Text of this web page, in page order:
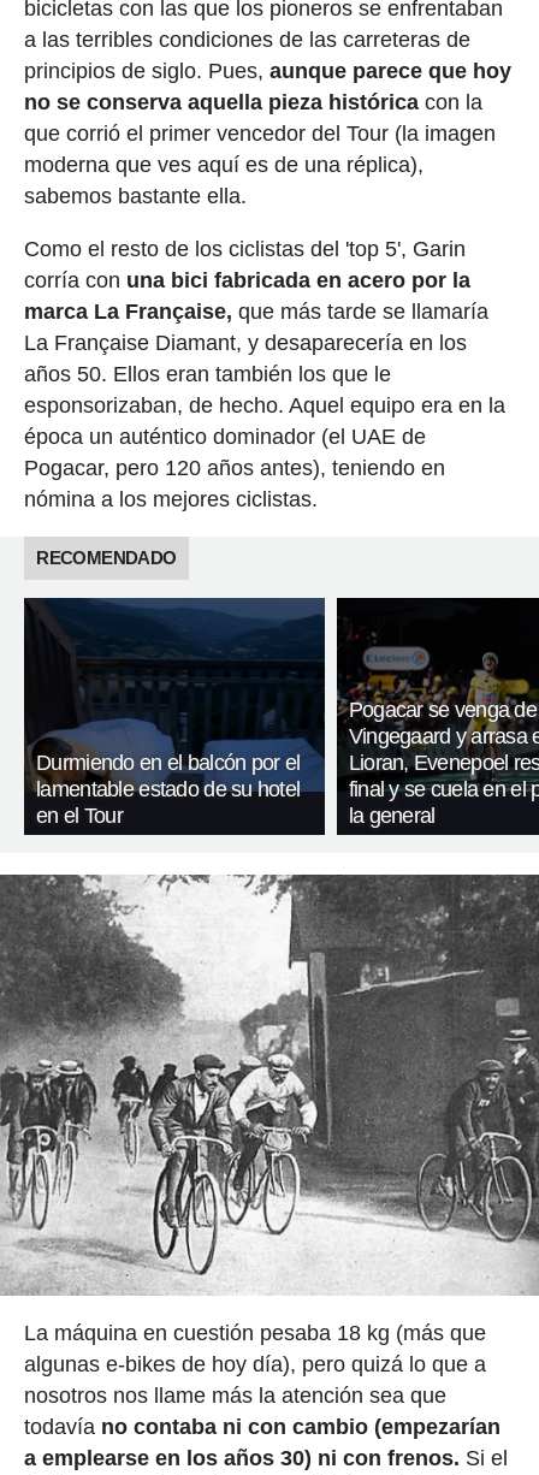
bicicletas con las que los pioneros se enfrentaban
a las terribles condiciones de las carreteras de
principios de siglo. Pues, aunque parece que hoy
no se conserva aquella pieza históricacon la
que corrió el primer vencedor del Tour (la imagen
moderna que ves aquí es de una réplica),
sabemos bastante ella.
Como el resto de los ciclistas del 'top 5', Garin
corría con una bici fabricada en acero por la
marca La Française, que más tarde se llamaría
La Française Diamant, y desaparecería en los
años 50. Ellos eran también los que le
esponsorizaban, de hecho. Aquel equipo era en la
época un auténtico dominador (el UAE de
Pogacar, pero 120 años antes), teniendo en
nómina a los mejores ciclistas.
RECOMENDADO
Durmiendo en el balcón por el
lamentable estado de su hotel
en el Tour
Pogacar se venga de
Vingegaard y arrasa
Lioran, Evenepoel
final y se cuela en el
la general
La máquina en cuestión pesaba 18 kg (más que
algunas e-bikes de hoy día), pero quizá lo que a
nosotros nos llame más la atención sea que
todavía no contaba ni con cambio (empezarían
a emplearse en los años 30) ni con frenos. Si el